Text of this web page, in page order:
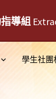
導組
學生社團